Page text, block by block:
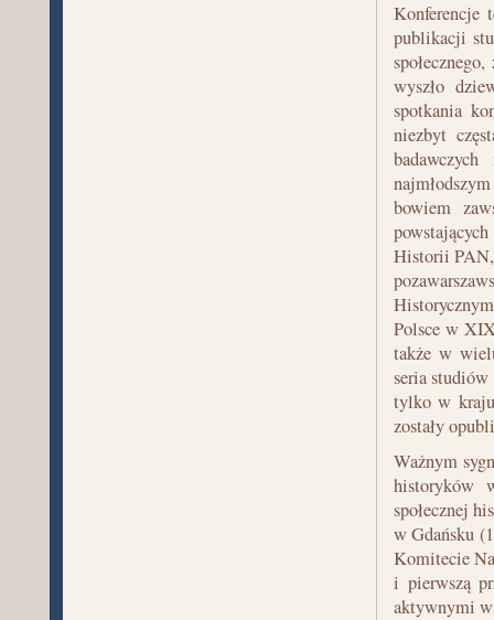
Konferencje
publikacji
wyszło
spotkania
niezbyt
bowiem
Historii PAN,
Polsce w
także w
seria studiów
tylko w
zostały
Ważnym
historyków
społecznej
w Gdańsku
Komitecie
i pierwszą
aktywnymi